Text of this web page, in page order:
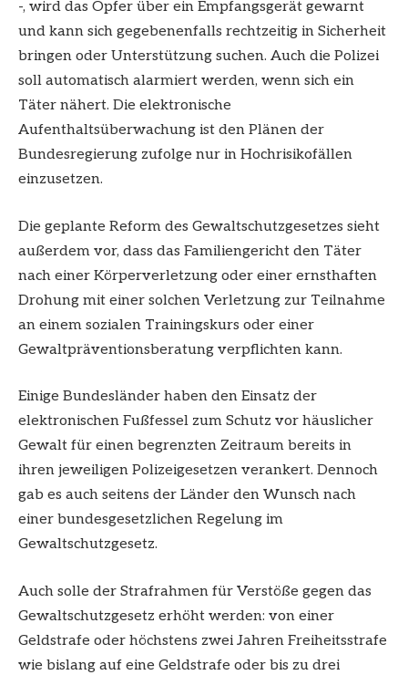
-, wird das Opfer über ein Empfangsgerät gewarnt
und kann sich gegebenenfalls rechtzeitig in Sicherheit
bringen oder Unterstützung suchen. Auch die Polizei
soll automatisch alarmiert werden, wenn sich ein
Täter nähert. Die elektronische
Aufenthaltsüberwachung ist den Plänen der
Bundesregierung zufolge nur in Hochrisikofällen
einzusetzen.
Die geplante Reform des Gewaltschutzgesetzes sieht
außerdem vor, dass das Familiengericht den Täter
nach einer Körperverletzung oder einer ernsthaften
Drohung mit einer solchen Verletzung zur Teilnahme
an einem sozialen Trainingskurs oder einer
Gewaltpräventionsberatung verpflichten kann.
Einige Bundesländer haben den Einsatz der
elektronischen Fußfessel zum Schutz vor häuslicher
Gewalt für einen begrenzten Zeitraum bereits in
ihren jeweiligen Polizeigesetzen verankert. Dennoch
gab es auch seitens der Länder den Wunsch nach
einer bundesgesetzlichen Regelung im
Gewaltschutzgesetz.
Auch solle der Strafrahmen für Verstöße gegen das
Gewaltschutzgesetz erhöht werden: von einer
Geldstrafe oder höchstens zwei Jahren Freiheitsstrafe
wie bislang auf eine Geldstrafe oder bis zu drei